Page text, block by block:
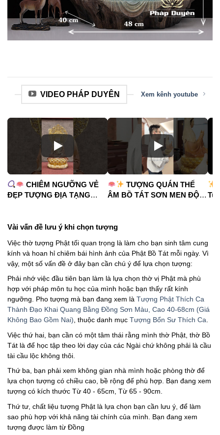
VIDEO PHÁP DUYÊN Xem kênh youtube
CHIÊM NGƯỠNG VẺ
ĐẸP TƯỢNG ĐỊA TẠNG
#tuongphat
TƯỢNG QUÁN THẾ
ÂM BỒ TÁT SƠN MEN ĐỘ
#nammoquantheambotat
Vài vấn đề lưu ý khi chọn tượng
Việc thờ tượng Phật tối quan trọng là làm cho bạn sinh tâm cung
kính và hoan hỉ chiêm bái hình ảnh của Phật Bồ Tát mỗi ngày. Vì
vậy, một số vấn đề ở đây bạn cần chú ý để lựa chọn tượng:
Phải nhớ việc đầu tiên bạn làm là lựa chọn thờ vị Phật mà phù
hợp với pháp môn tu học của mình hoặc bạn thấy rất kính
ngưỡng. Pho tượng mà bạn đang xem là Tượng Phật Thích Ca
Thành Đạo Khai Quang Bằng Đồng Sơn Màu, Cao 40-68cm (Giá
Không Bao Gồm Nai), thuộc danh mục Tượng Bổn Sư Thích Ca.
Việc thứ hai, bạn cần có một tâm thái rằng mình thờ Phật, thờ Bồ
Tát là để học tập theo lời dạy của các Ngài chứ không phải là cầu
tài cầu lộc không thôi.
Thứ ba, bạn phải xem không gian nhà mình hoặc phòng thờ để
lựa chọn tượng có chiều cao, bề rộng đế phù hợp. Bạn đang xem
tượng có kích thước Từ 40 - 65cm, Từ 65 - 90cm.
Thứ tư, chất liệu tượng Phật là lựa chọn bạn cần lưu ý, để làm
sao phù hợp với khả năng tài chính của mình. Bạn đang xem
tượng được làm từ Đồng